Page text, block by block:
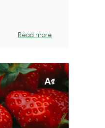
Read more